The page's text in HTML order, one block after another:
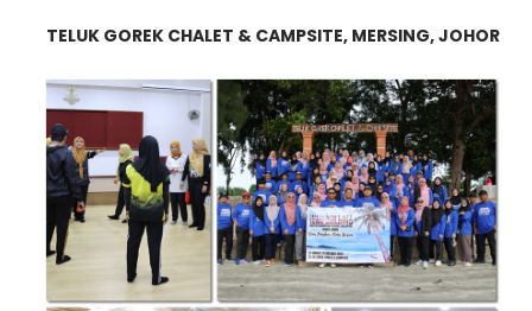
TELUK GOREK CHALET & CAMPSITE, MERSING, JOHOR